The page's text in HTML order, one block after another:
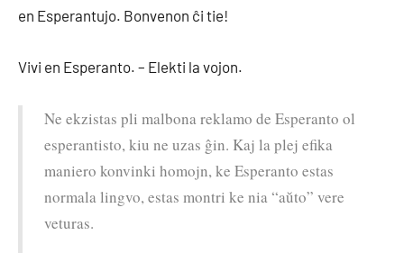
en Esperantujo. Bonvenon ĉi tie!
Vivi en Esperanto. – Elekti la vojon.
Ne ekzistas pli malbona reklamo de Esperanto ol
esperantisto, kiu ne uzas ĝin. Kaj la plej efika
maniero konvinki homojn, ke Esperanto estas
normala lingvo, estas montri ke nia “aŭto” vere
veturas.